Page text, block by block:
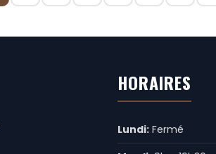
HORAIRES
Lundi: Fermé